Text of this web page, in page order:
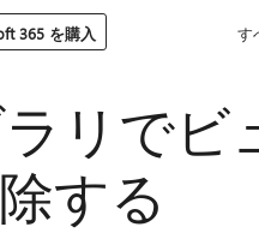
365 を購入 す
リでビ
する